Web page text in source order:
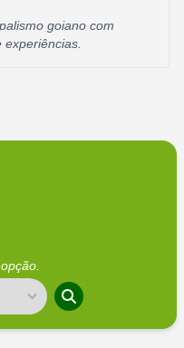
goiano com